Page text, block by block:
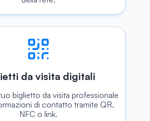
da visita digitali
biglietto da visita professionale
di contatto tramite QR,
NFC o link.